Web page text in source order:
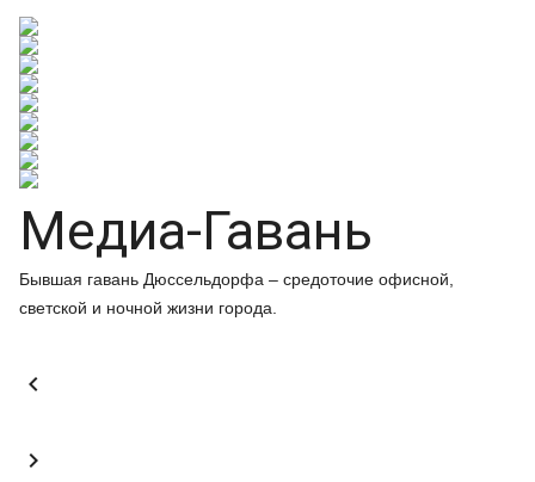
Медиа-Гавань
Бывшая гавань Дюссельдорфа – средоточие офисной,
светской и ночной жизни города.

